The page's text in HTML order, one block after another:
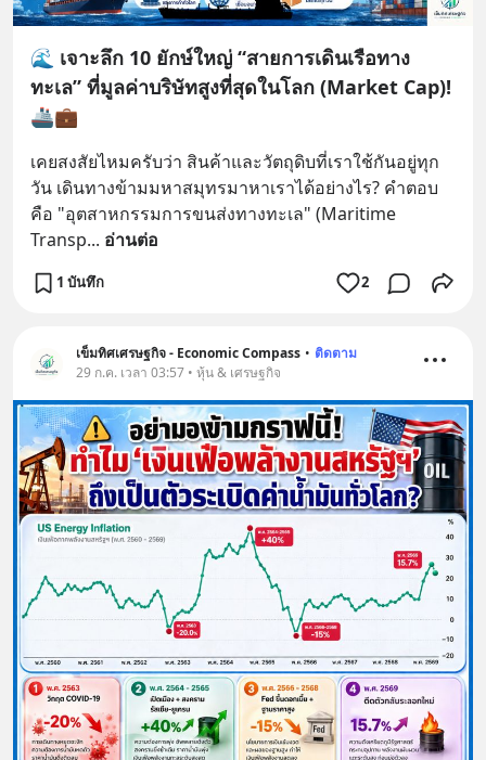
🌊 เจาะลึก 10 ยักษ์ใหญ่ “สายการเดินเรือทาง
ทะเล” ที่มูลค่าบริษัทสูงที่สุดในโลก (Market Cap)!
🚢💼
เคยสงสัยไหมครับว่า สินค้าและวัตถุดิบที่เราใช้กันอยู่ทุก
วัน เดินทางข้ามมหาสมุทรมาหาเราได้อย่างไร? คำตอบ
คือ "อุตสาหกรรมการขนส่งทางทะเล" (Maritime
Transp... อ่านต่อ
1 บันทึก 2
เข็มทิศเศรษฐกิจ - Economic Compass • ติดตาม
29 ก.ค. เวลา 03:57 • หุ้น & เศรษฐกิจ